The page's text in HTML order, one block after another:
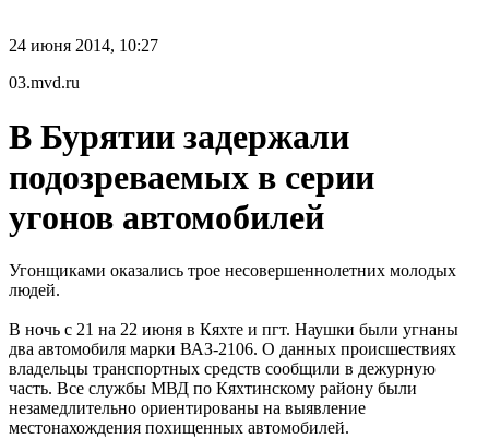
24 июня 2014, 10:27
03.mvd.ru
В Бурятии задержали
подозреваемых в серии
угонов автомобилей
Угонщиками оказались трое несовершеннолетних молодых
людей.
В ночь с 21 на 22 июня в Кяхте и пгт. Наушки были угнаны
два автомобиля марки ВАЗ-2106. О данных происшествиях
владельцы транспортных средств сообщили в дежурную
часть. Все службы МВД по Кяхтинскому району были
незамедлительно ориентированы на выявление
местонахождения похищенных автомобилей.